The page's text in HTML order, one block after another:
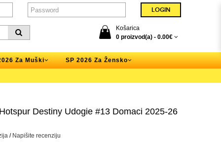
Košarica
0 proizvod(a) - 0.00€
Za Muški SP 2026 Za Žensko
Destiny Udogie #13 Domaci 2025-26
/ Napišite recenziju